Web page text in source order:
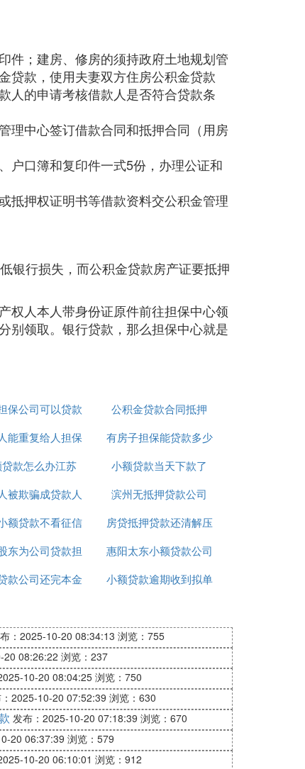
件；建房、修房的须持政府土地规划管
贷款，使用夫妻双方住房公积金贷款
人的申请考核借款人是否符合贷款条
理中心签订借款合同和抵押合同（用房
户口簿和复印件一式5份，办理公证和
抵押权证明书等借款资料交公积金管理
银行损失，而公积金贷款房产证要抵押
权人本人带身份证原件前往担保中心领
别领取。银行贷款，那么担保中心就是
保公司可以贷款
吗
公积金贷款合同抵押
能重复给人担保
贷款吗
有房子担保能贷款多少
款怎么办江苏
小额贷款当天下款了
被欺骗成贷款人
滨州无抵押贷款公司
额贷款不看征信
房贷抵押贷款还清解压
东为公司贷款担
保
惠阳太东小额贷款公司
电话
款公司还完本金
小额贷款逾期收到拟单
：2025-10-20 08:34:13 浏览：755
20 08:26:22 浏览：237
10-20 08:04:25 浏览：750
2025-10-20 07:52:39 浏览：630
发布：2025-10-20 07:18:39 浏览：670
20 06:37:39 浏览：579
10-20 06:10:01 浏览：912